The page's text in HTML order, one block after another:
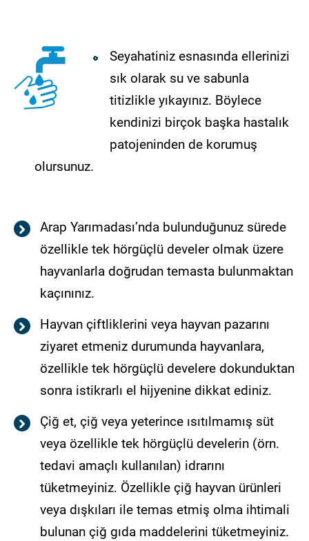
Seyahatiniz esnasında ellerinizi
sık olarak su ve sabunla
titizlikle yıkayınız. Böylece
kendinizi birçok başka hastalık
patojeninden de korumuş
olursunuz.
Arap Yarımadası’nda bulunduğunuz sürede
özellikle tek hörgüçlü develer olmak üzere
hayvanlarla doğrudan temasta bulunmaktan
kaçınınız.
Hayvan çiftliklerini veya hayvan pazarını
ziyaret etmeniz durumunda hayvanlara,
özellikle tek hörgüçlü develere dokunduktan
sonra istikrarlı el hijyenine dikkat ediniz.
Çiğ et, çiğ veya yeterince ısıtılmamış süt
veya özellikle tek hörgüçlü develerin (örn.
tedavi amaçlı kullanılan) idrarını
tüketmeyiniz. Özellikle çiğ hayvan ürünleri
veya dışkıları ile temas etmiş olma ihtimali
bulunan çiğ gıda maddelerini tüketmeyiniz.